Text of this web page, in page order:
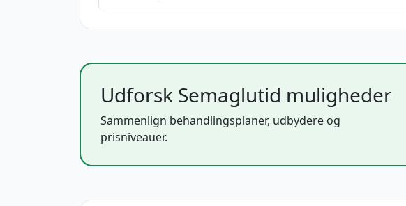
Udforsk Semaglutid muligheder
Sammenlign behandlingsplaner, udbydere og
prisniveauer.